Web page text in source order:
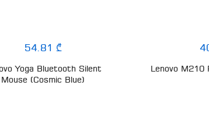
54.81 ₾
Yoga Bluetooth Silent
Mouse (Cosmic Blue)
Lenovo M210